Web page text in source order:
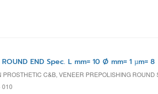
END Spec. L mm= 10 Ø mm= 1 µm= 8
PROSTHETIC C&B, VENEER PREPOLISHING ROUND
010